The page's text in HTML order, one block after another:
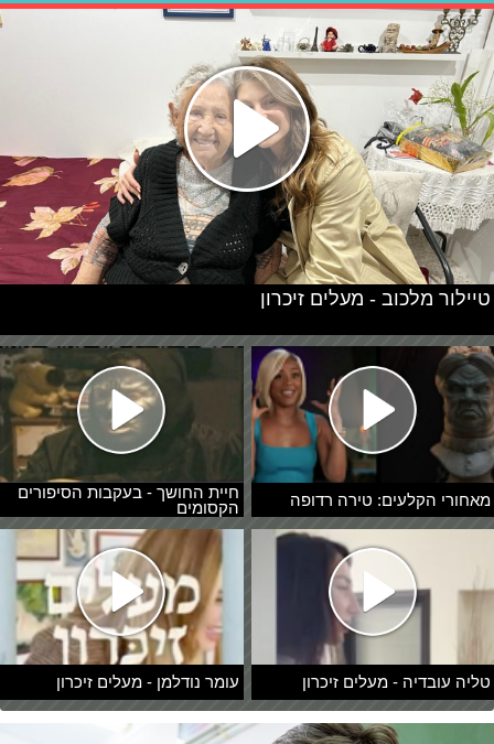
מאחורי הקלעים: טירה רדופה
חיית החושך - בעקבות הסיפורים
הקסומים
טליה עובדיה - מעלים זיכרון עומר נודלמן - מעלים זיכרון
טיילור מלכוב - מעלים זיכרון